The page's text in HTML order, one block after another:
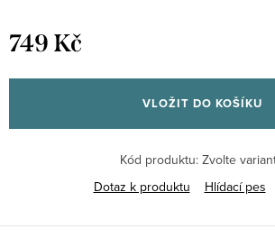
749 Kč
cena:
VLOŽIT DO KOŠÍKU
Kód produktu: Zvolte
Dotaz k produktu
Hlídací pes